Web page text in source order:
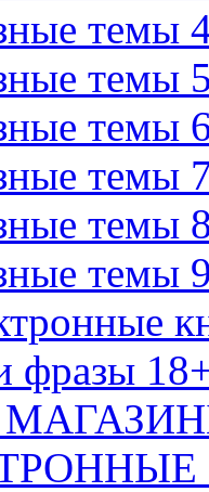
темы
темы
темы
темы
темы
темы
фразы